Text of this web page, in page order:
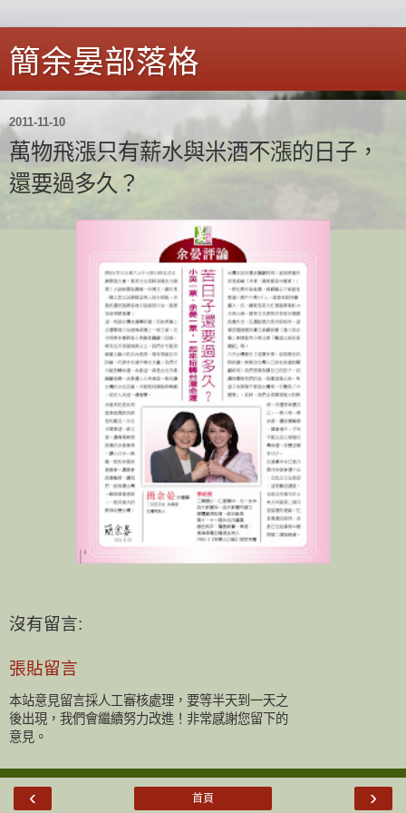
簡余晏部落格
2011-11-10
萬物飛漲只有薪水與米酒不漲的日子，
還要過多久？
沒有留言:
張貼留言
本站意見留言採人工審核處理，要等半天到一天之
後出現，我們會繼續努力改進！非常感謝您留下的
意見。
‹ ›
首頁